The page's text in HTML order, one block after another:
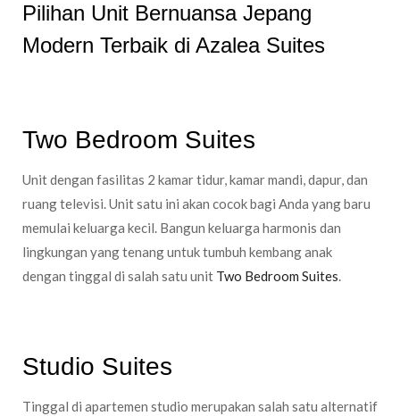
Pilihan Unit Bernuansa Jepang
Modern Terbaik di Azalea Suites
Two Bedroom Suites
Unit dengan fasilitas 2 kamar tidur, kamar mandi, dapur, dan
ruang televisi. Unit satu ini akan cocok bagi Anda yang baru
memulai keluarga kecil. Bangun keluarga harmonis dan
lingkungan yang tenang untuk tumbuh kembang anak
dengan tinggal di salah satu unit Two Bedroom Suites.
Studio Suites
Tinggal di apartemen studio merupakan salah satu alternatif